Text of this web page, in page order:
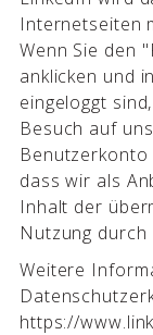
Internetseiten
Wenn Sie den
anklicken und
eingeloggt
Besuch auf
dass wir als
Inhalt der
Nutzung durch
Weitere
https://